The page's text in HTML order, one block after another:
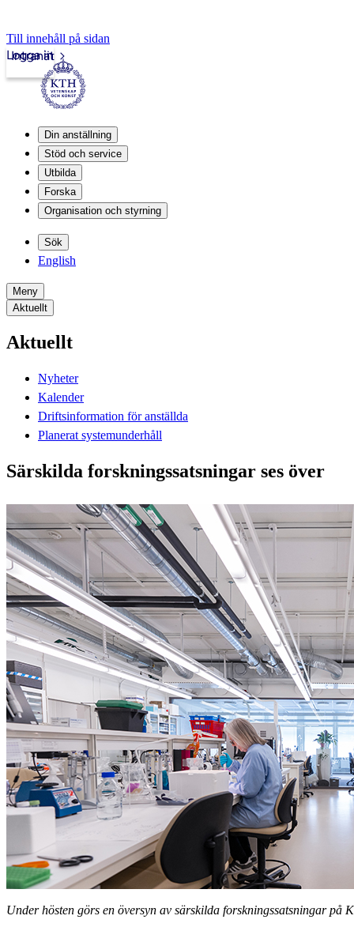
Till innehåll på sidan
Intranät
Logga in
Din anställning
Stöd och service
Utbilda
Forska
Organisation och styrning
Sök
English
Meny
Aktuellt
Aktuellt
Nyheter
Kalender
Driftsinformation för anställda
Planerat systemunderhåll
Särskilda forskningssatsningar ses över
Under hösten görs en översyn av särskilda forskningssatsningar på